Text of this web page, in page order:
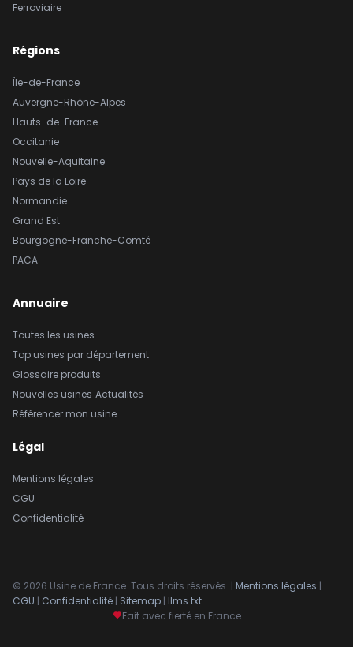
Ferroviaire
Régions
Île-de-France
Auvergne-Rhône-Alpes
Hauts-de-France
Occitanie
Nouvelle-Aquitaine
Pays de la Loire
Normandie
Grand Est
Bourgogne-Franche-Comté
PACA
Annuaire
Toutes les usines
Top usines par département
Glossaire produits
Nouvelles usines Actualités
Référencer mon usine
Légal
Mentions légales
CGU
Confidentialité
© 2026 Usine de France. Tous droits réservés. | Mentions légales |
CGU | Confidentialité | Sitemap | llms.txt
Fait avec fierté en France